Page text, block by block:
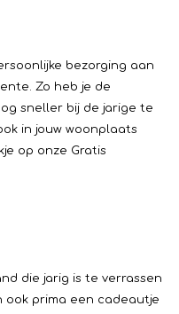
bezorging aan
Zo heb je de
sneller bij de jarige te
in jouw woonplaats
op onze Gratis
die jarig is te verrassen
ook prima een cadeautje